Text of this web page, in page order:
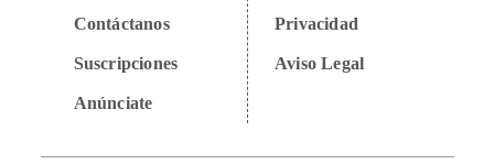
Contáctanos
Suscripciones
Anúnciate
Privacidad
Aviso Legal